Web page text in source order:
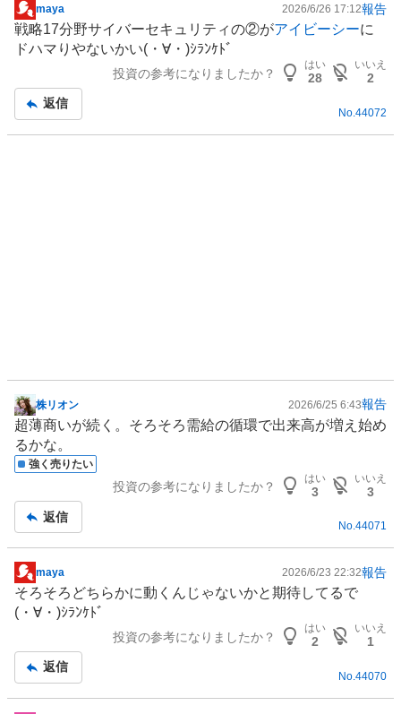
掲
示
板
maya 2026/6/26 17:12報告
戦略17分野サイバーセキュリティの②がアイビーシーに
ドハマりやないかい(⁠・⁠∀⁠・⁠)ｼﾗﾝｹﾄﾞ
投資の参考になりましたか？
はい
28
いいえ
2
返信
No. 44072
掲
示
板
記
株リオン 2026/6/25 6:43報告
超薄商いが続く。そろそろ需給の循環で出来高が増え始め
るかな。
強く売りたい
投資の参考になりましたか？
はい
3
いいえ
3
返信
No.44071
掲
示
板
maya 2026/6/23 22:32報告
そろそろどちらかに動くんじゃないかと期待してるで
(⁠・⁠∀⁠・⁠)ｼﾗﾝｹﾄﾞ
投資の参考になりましたか？
はい
2
いいえ
1
返信
No. 44070